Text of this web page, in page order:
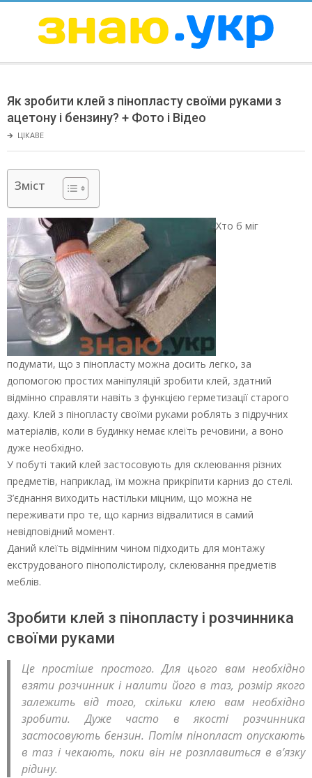
ЗНАЮ
Menu
Як зробити клей з пінопласту своїми руками з
ацетону і бензину? + Фото і Відео
🡲 ЦІКАВЕ
Зміст
Хто б міг
подумати, що з пінопласту можна досить легко, за
допомогою простих маніпуляцій зробити клей, здатний
відмінно справляти навіть з функцією герметизації старого
даху. Клей з пінопласту своїми руками роблять з підручних
матеріалів, коли в будинку немає клеїть речовини, а воно
дуже необхідно.
У побуті такий клей застосовують для склеювання різних
предметів, наприклад, їм можна прикріпити карниз до стелі.
З’єднання виходить настільки міцним, що можна не
переживати про те, що карниз відвалитися в самий
невідповідний момент.
Даний клеїть відмінним чином підходить для монтажу
екструдованого пінополістиролу, склеювання предметів
меблів.
Зробити клей з пінопласту і розчинника
своїми руками
Це простіше простого. Для цього вам необхідно
взяти розчинник і налити його в таз, розмір якого
залежить від того, скільки клею вам необхідно
зробити. Дуже часто в якості розчинника
застосовують бензин. Потім пінопласт опускають
в таз і чекають, поки він не розплавиться в в’язку
рідину.